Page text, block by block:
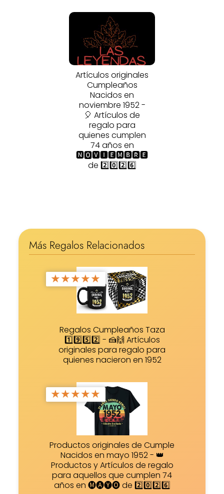
Artículos originales
Cumpleaños
Nacidos en
noviembre 1952 -
🎈 Artículos de
regalo para
quienes cumplen
74 años en
🅽🅾🆅🅸🅴🅼🅱🆁🅴
de 2️⃣0️⃣2️⃣6️⃣
Más Regalos Relacionados
★★★★★
Regalos Cumpleaños Taza
1️⃣9️⃣5️⃣2️⃣ - 🍰🙌 Artículos
originales para regalo para
quienes nacieron en 1952
★★★★★
Productos originales de Cumple
Nacidos en mayo 1952 - 👑
Productos y Artículos de regalo
para aquellos que cumplen 74
años en 🅜🅐🅨🅞 de 2️⃣0️⃣2️⃣6️⃣